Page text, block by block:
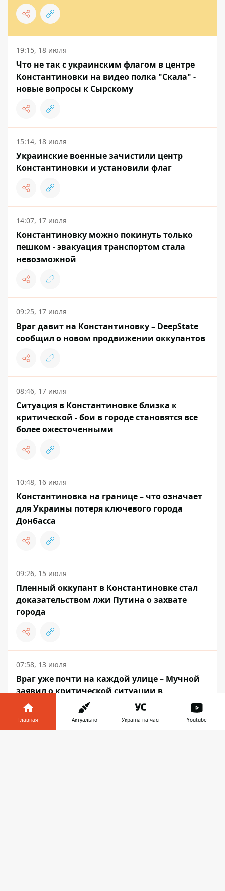
19:15, 18 июля
Что не так с украинским флагом в центре
Константиновки на видео полка "Скала" -
новые вопросы к Сырскому
15:14, 18 июля
Украинские военные зачистили центр
Константиновки и установили флаг
14:07, 17 июля
Константиновку можно покинуть только
пешком - эвакуация транспортом стала
невозможной
09:25, 17 июля
Враг давит на Константиновку – DeepState
сообщил о новом продвижении оккупантов
08:46, 17 июля
Ситуация в Константиновке близка к
критической - бои в городе становятся все
более ожесточенными
10:48, 16 июля
Константиновка на границе – что означает
для Украины потеря ключевого города
Донбасса
09:26, 15 июля
Пленный оккупант в Константиновке стал
доказательством лжи Путина о захвате
города
07:58, 13 июля
Враг уже почти на каждой улице – Мучной
заявил о критической ситуации в
Константиновке
Главная Актуально Україна на часі Youtube